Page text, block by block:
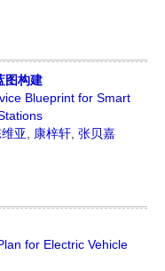
图构建
Blueprint for Smart
维亚, 康梓轩, 张贝嘉
for Electric Vehicle